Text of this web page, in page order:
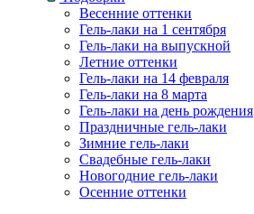
Весенние оттенки
Гель-лаки на 1 сентября
Гель-лаки на выпускной
Летние оттенки
Гель-лаки на 14 февраля
Гель-лаки на 8 марта
Гель-лаки на день рождения
Праздничные гель-лаки
Зимние гель-лаки
Свадебные гель-лаки
Новогодние гель-лаки
Осенние оттенки